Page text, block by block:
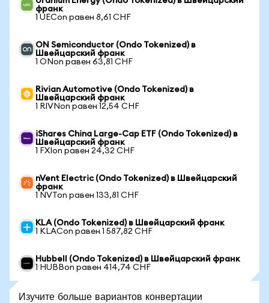
франк
1 UECon равен 8,61 CHF
ON Semiconductor (Ondo Tokenized) в
Швейцарский франк
1 ONon равен 63,81 CHF
Rivian Automotive (Ondo Tokenized) в
Швейцарский франк
1 RIVNon равен 12,54 CHF
iShares China Large-Cap ETF (Ondo Tokenized) в
Швейцарский франк
1 FXIon равен 24,32 CHF
nVent Electric (Ondo Tokenized) в Швейцарский
франк
1 NVTon равен 133,81 CHF
KLA (Ondo Tokenized) в Швейцарский франк
1 KLACon равен 1 587,82 CHF
Hubbell (Ondo Tokenized) в Швейцарский франк
1 HUBBon равен 414,74 CHF
Изучите больше вариантов конвертации